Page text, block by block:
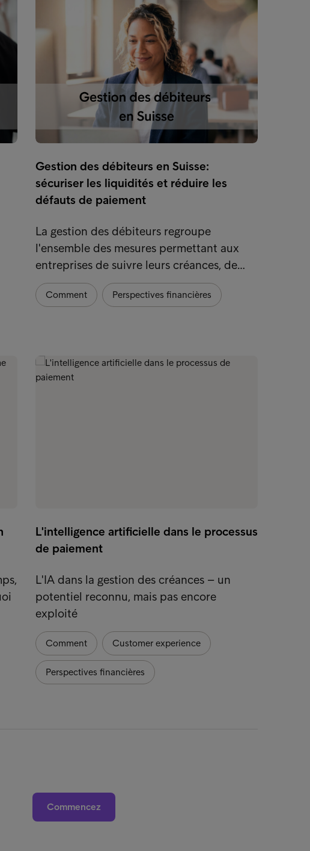
Gestion des débiteurs en Suisse:
sécuriser les liquidités et réduire les
défauts de paiement
La gestion des débiteurs regroupe
l'ensemble des mesures permettant aux
entreprises de suivre leurs créances, de…
Comment Perspectives financières
L'intelligence artificielle dans le processus
de paiement
L'IA dans la gestion des créances – un
potentiel reconnu, mais pas encore
exploité
Comment Customer experience
Perspectives financières
Commencez